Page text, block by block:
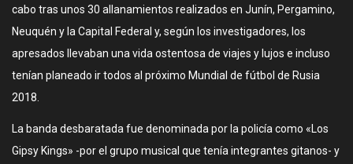
cabo tras unos 30 allanamientos realizados en Junín, Pergamino,
Neuquén y la Capital Federal y, según los investigadores, los
apresados llevaban una vida ostentosa de viajes y lujos e incluso
tenían planeado ir todos al próximo Mundial de fútbol de Rusia
2018.
La banda desbaratada fue denominada por la policía como «Los
Gipsy Kings» -por el grupo musical que tenía integrantes gitanos- y